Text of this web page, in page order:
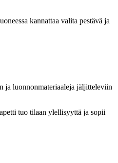
kannattaa valita pestävä ja
ja luonnonmateriaaleja jäljitteleviin
tuo tilaan ylellisyyttä ja sopii